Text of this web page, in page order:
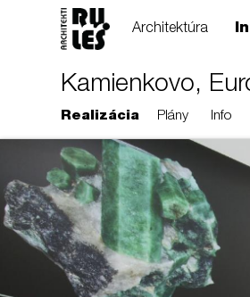
Architektúra
Kamienkovo,
Realizácia Plány Info